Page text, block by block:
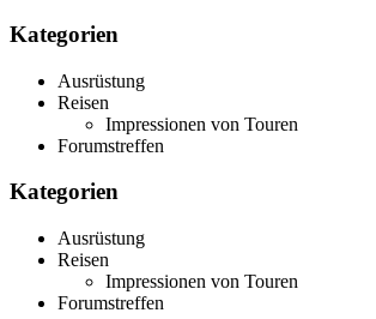
Kategorien
Ausrüstung
Reisen
Impressionen von Touren
Forumstreffen
Kategorien
Ausrüstung
Reisen
Impressionen von Touren
Forumstreffen